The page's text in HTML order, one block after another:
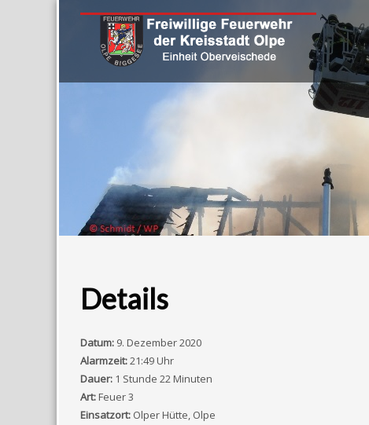
Details
Datum: 9. Dezember 2020
Alarmzeit:21:49 Uhr
Dauer: 1 Stunde 22 Minuten
Art:Feuer 3
Einsatzort: Olper Hütte, Olpe